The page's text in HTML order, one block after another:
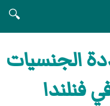
🔍
الجنسيات
فنلندا